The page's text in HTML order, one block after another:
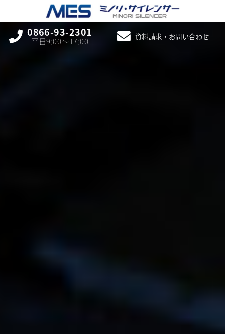
0866-93-2301
平日9:00〜17:00 資料請求・お問い合わせ